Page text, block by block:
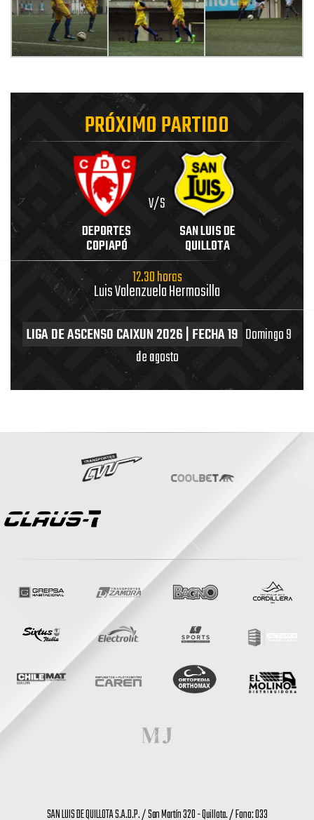
PRÓXIMO PARTIDO
DEPORTES
COPIAPÓ
V/S
SAN LUIS DE
QUILLOTA
12.30 horas
Luis Valenzuela Hermosilla
LIGA DE ASCENSO CAIXUN 2026 | FECHA 19 Domingo 9
de agosto
SAN LUIS DE QUILLOTA S.A.D.P. / San Martín 320 - Quillota. / Fono: 033